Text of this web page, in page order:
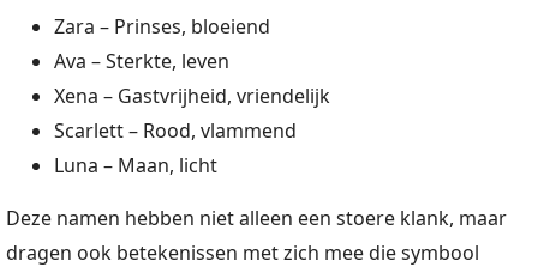
Zara – Prinses, bloeiend
Ava – Sterkte, leven
Xena – Gastvrijheid, vriendelijk
Scarlett – Rood, vlammend
Luna – Maan, licht
Deze namen hebben niet alleen een stoere klank, maar
dragen ook betekenissen met zich mee die symbool